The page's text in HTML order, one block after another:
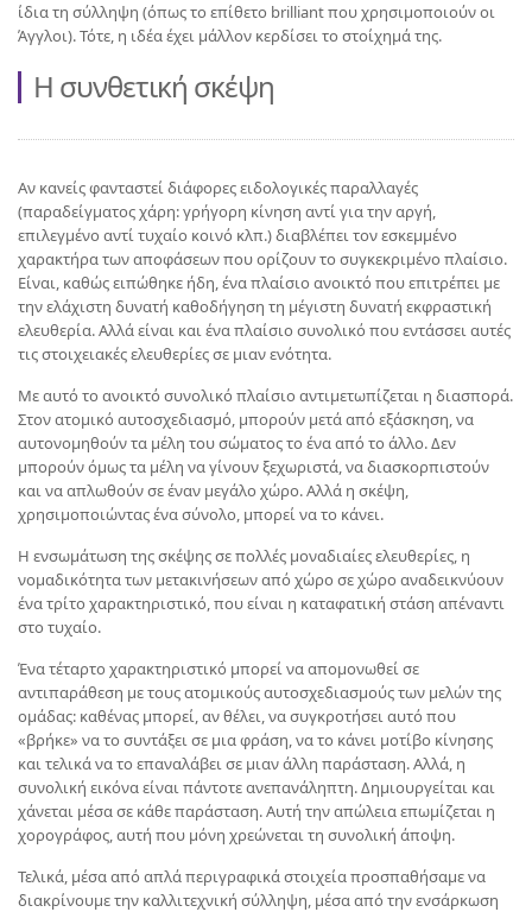
ίδια τη σύλληψη (όπως το επίθετο brilliant που χρησιμοποιούν οι
Άγγλοι). Τότε, η ιδέα έχει μάλλον κερδίσει το στοίχημά της.
Η συνθετική σκέψη
Αν κανείς φανταστεί διάφορες ειδολογικές παραλλαγές
(παραδείγματος χάρη: γρήγορη κίνηση αντί για την αργή,
επιλεγμένο αντί τυχαίο κοινό κλπ.) διαβλέπει τον εσκεμμένο
χαρακτήρα των αποφάσεων που ορίζουν το συγκεκριμένο πλαίσιο.
Είναι, καθώς ειπώθηκε ήδη, ένα πλαίσιο ανοικτό που επιτρέπει με
την ελάχιστη δυνατή καθοδήγηση τη μέγιστη δυνατή εκφραστική
ελευθερία. Αλλά είναι και ένα πλαίσιο συνολικό που εντάσσει αυτές
τις στοιχειακές ελευθερίες σε μιαν ενότητα.
Με αυτό το ανοικτό συνολικό πλαίσιο αντιμετωπίζεται η διασπορά.
Στον ατομικό αυτοσχεδιασμό, μπορούν μετά από εξάσκηση, να
αυτονομηθούν τα μέλη του σώματος το ένα από το άλλο. Δεν
μπορούν όμως τα μέλη να γίνουν ξεχωριστά, να διασκορπιστούν
και να απλωθούν σε έναν μεγάλο χώρο. Αλλά η σκέψη,
χρησιμοποιώντας ένα σύνολο, μπορεί να το κάνει.
Η ενσωμάτωση της σκέψης σε πολλές μοναδιαίες ελευθερίες, η
νομαδικότητα των μετακινήσεων από χώρο σε χώρο αναδεικνύουν
ένα τρίτο χαρακτηριστικό, που είναι η καταφατική στάση απέναντι
στο τυχαίο.
Ένα τέταρτο χαρακτηριστικό μπορεί να απομονωθεί σε
αντιπαράθεση με τους ατομικούς αυτοσχεδιασμούς των μελών της
ομάδας: καθένας μπορεί, αν θέλει, να συγκροτήσει αυτό που
«βρήκε» να το συντάξει σε μια φράση, να το κάνει μοτίβο κίνησης
και τελικά να το επαναλάβει σε μιαν άλλη παράσταση. Αλλά, η
συνολική εικόνα είναι πάντοτε ανεπανάληπτη. Δημιουργείται και
χάνεται μέσα σε κάθε παράσταση. Αυτή την απώλεια επωμίζεται η
χορογράφος, αυτή που μόνη χρεώνεται τη συνολική άποψη.
Τελικά, μέσα από απλά περιγραφικά στοιχεία προσπαθήσαμε να
διακρίνουμε την καλλιτεχνική σύλληψη, μέσα από την ενσάρκωση